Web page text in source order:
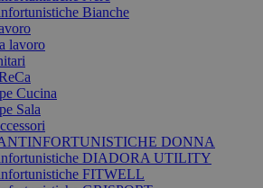
Bianche
lavoro
Cucina
Sala
DONNA
DIADORA UTILITY
FITWELL